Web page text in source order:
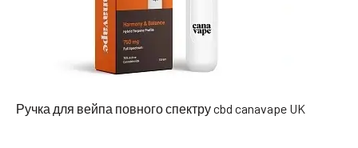
Ручка для вейпа повного спектру cbd canavape UK